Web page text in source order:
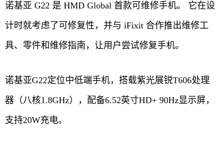
诺基亚 G22 是 HMD Global 首款可维修手机。 它在设
计时就考虑了可修复性，并与 iFixit 合作推出维修工
具、零件和维修指南，让用户尝试修复手机。
诺基亚G22定位中低端手机，搭载紫光展锐T606处理
器（八核1.8GHz），配备6.52英寸HD+ 90Hz显示屏，
支持20W充电。